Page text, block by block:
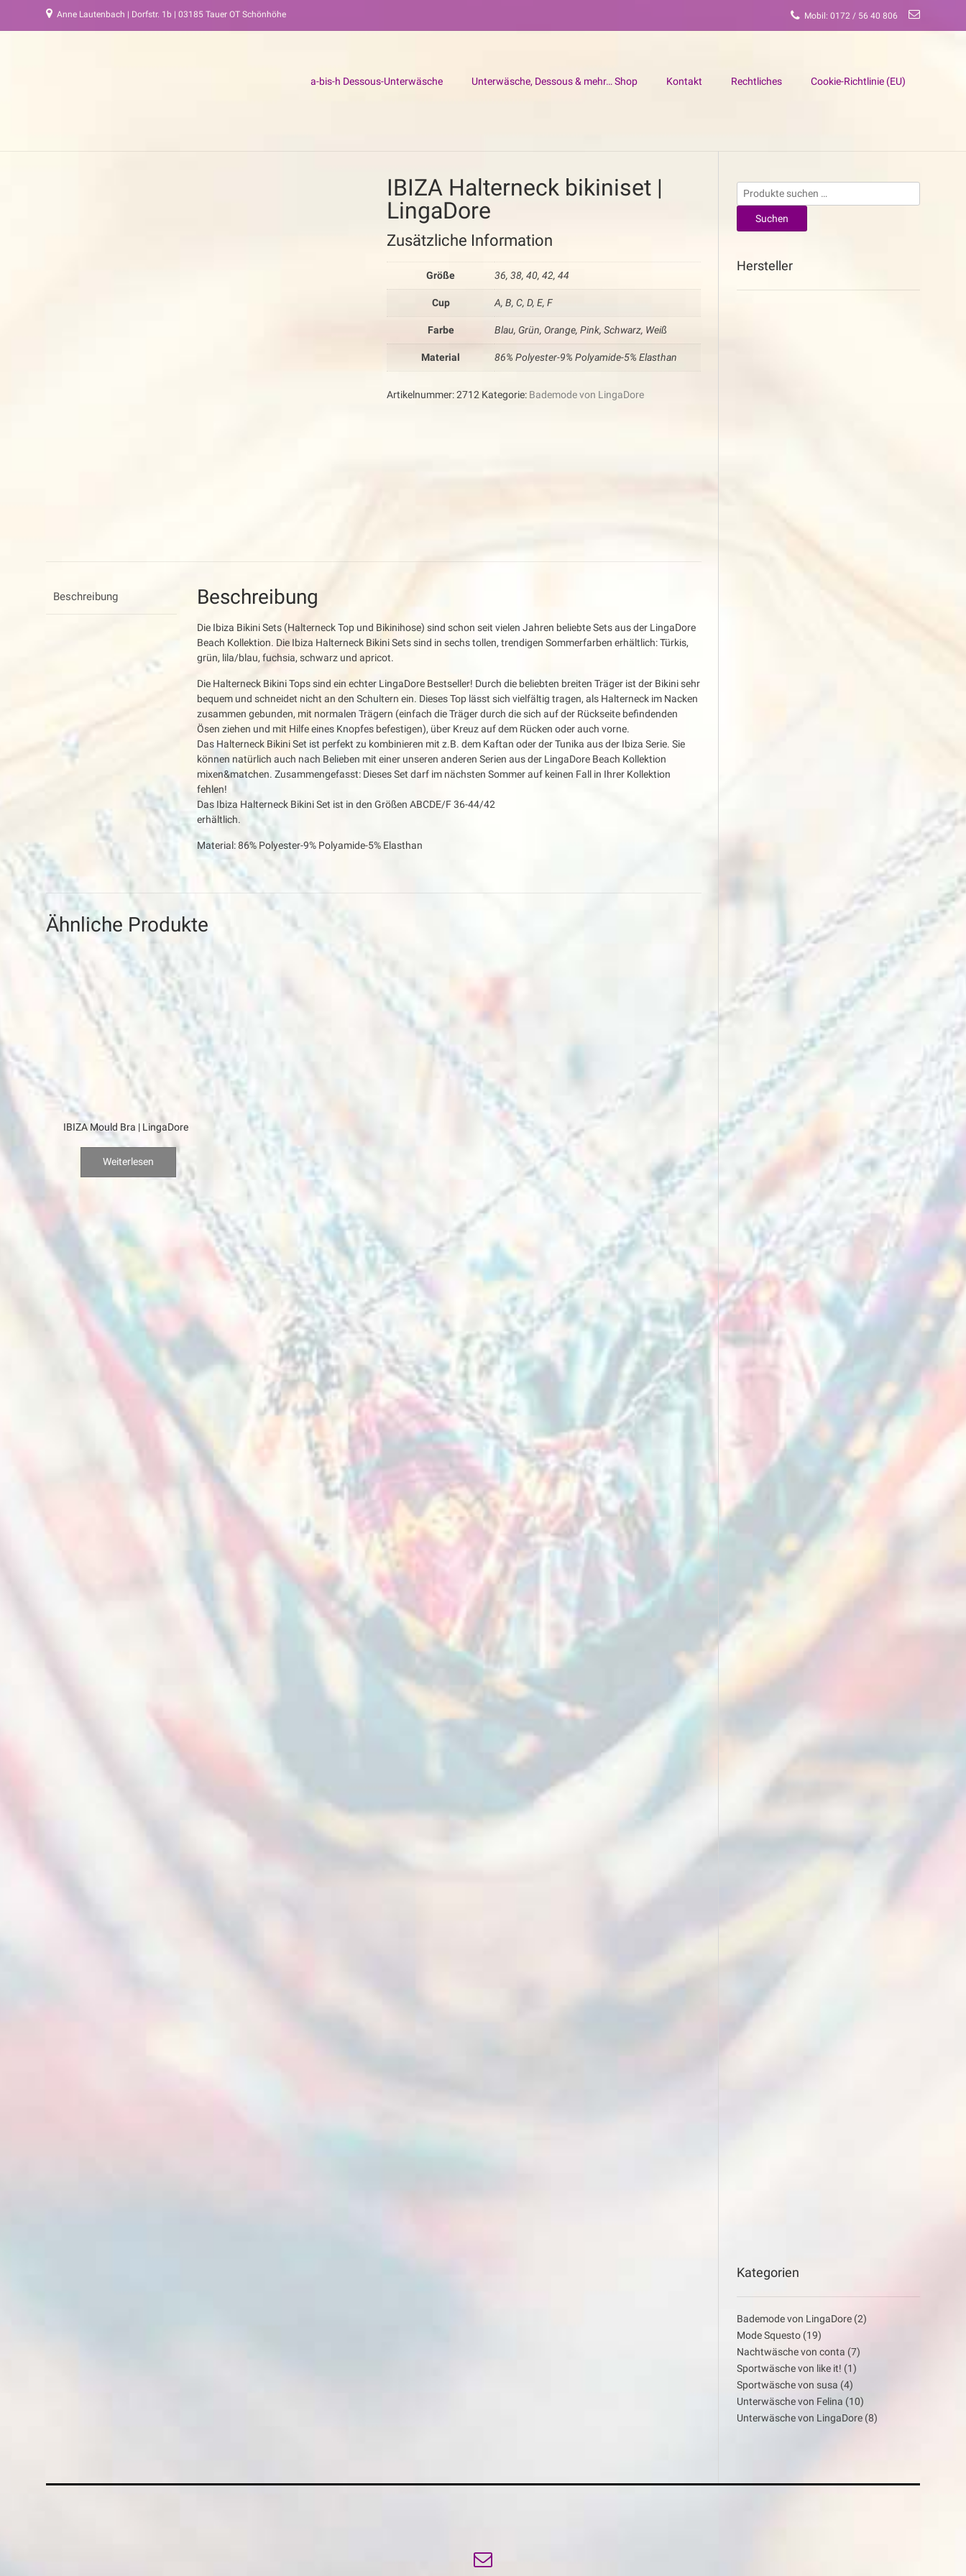
Anne Lautenbach | Dorfstr. 1b | 03185 Tauer OT Schönhöhe Mobil: 0172 / 56 40 806
a-bis-h Dessous-Unterwäsche Unterwäsche, Dessous & mehr… Shop Kontakt Rechtliches Cookie-Richtlinie (EU)
IBIZA Halterneck bikiniset |
LingaDore
Zusätzliche Information
Größe 36, 38, 40, 42, 44
Cup A, B, C, D, E, F
Farbe Blau, Grün, Orange, Pink, Schwarz, Weiß
Material 86% Polyester-9% Polyamide-5% Elasthan
Artikelnummer:2712 Kategorie: Bademode von LingaDore
Beschreibung Beschreibung
Die Ibiza Bikini Sets (Halterneck Top und Bikinihose) sind schon seit vielen Jahren beliebte Sets aus der LingaDore
Beach Kollektion. Die Ibiza Halterneck Bikini Sets sind in sechs tollen, trendigen Sommerfarben erhältlich: Türkis,
grün, lila/blau, fuchsia, schwarz und apricot.
Die Halterneck Bikini Tops sind ein echter LingaDore Bestseller! Durch die beliebten breiten Träger ist der Bikini sehr
bequem und schneidet nicht an den Schultern ein. Dieses Top lässt sich vielfältig tragen, als Halterneck im Nacken
zusammen gebunden, mit normalen Trägern (einfach die Träger durch die sich auf der Rückseite befindenden
Ösen ziehen und mit Hilfe eines Knopfes befestigen), über Kreuz auf dem Rücken oder auch vorne.
Das Halterneck Bikini Set ist perfekt zu kombinieren mit z.B. dem Kaftan oder der Tunika aus der Ibiza Serie. Sie
können natürlich auch nach Belieben mit einer unseren anderen Serien aus der LingaDore Beach Kollektion
mixen&matchen. Zusammengefasst: Dieses Set darf im nächsten Sommer auf keinen Fall in Ihrer Kollektion
fehlen!
Das Ibiza Halterneck Bikini Set ist in den Größen ABCDE/F 36-44/42
erhältlich.
Material: 86% Polyester-9% Polyamide-5% Elasthan
Ähnliche Produkte
IBIZA Mould Bra | LingaDore
Weiterlesen
Suchen
nach:
Suchen
Hersteller
Kategorien
Bademode von LingaDore (2)
Mode Squesto (19)
Nachtwäsche von conta (7)
Sportwäsche von like it! (1)
Sportwäsche von susa (4)
Unterwäsche von Felina (10)
Unterwäsche von LingaDore (8)